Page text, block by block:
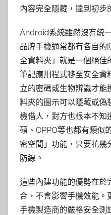
內容完全隱藏，達到初步
Android系統雖然沒有統
品牌手機通常都有各自的
全資料夾」就是一個絕佳
筆記應用程式移至安全資
立的密碼或生物辨識才能
料夾的圖示可以隱藏或偽
機借人，對方也根本不知
碩、OPPO等也都有類似
密空間」功能，只要花幾
防線。
這些內建功能的優勢在於
合，不會影響手機效能。
手機製造商的嚴格安全測